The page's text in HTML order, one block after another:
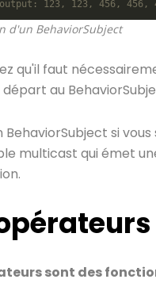
123, 123, 456, 456,
d'un BehaviorSubject
qu'il faut
au
BehaviorSubject si
multicast qui émet
sont des